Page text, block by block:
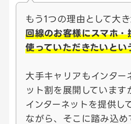
もう1つの理由として大
回線のお客様にスマホ・
使っていただきたいとい
大手キャリアもインター
ット割を展開しています
インターネットを提供し
ながら、そこに踏み込め